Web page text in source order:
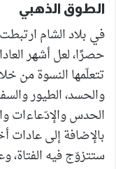
الطوق الذهبي
في بلاد الشام
حصرًا، لعل أشهر
تتعلّمها النسوة من
والحسد، الطيور
الحدس والإدّعاءات
بالإضافة إلى عادات
ستتزوّج فيه الفتاة،